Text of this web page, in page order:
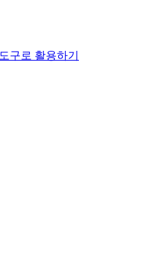
구로 활용하기